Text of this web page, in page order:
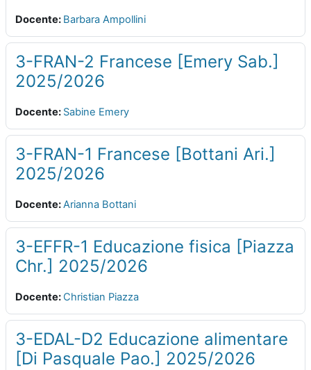
Docente: Barbara Ampollini
3-FRAN-2 Francese [Emery Sab.]
2025/2026
Docente: Sabine Emery
3-FRAN-1 Francese [Bottani Ari.]
2025/2026
Docente:Arianna Bottani
3-EFFR-1 Educazione fisica [Piazza
Chr.] 2025/2026
Docente: Christian Piazza
3-EDAL-D2 Educazione alimentare
[Di Pasquale Pao.] 2025/2026